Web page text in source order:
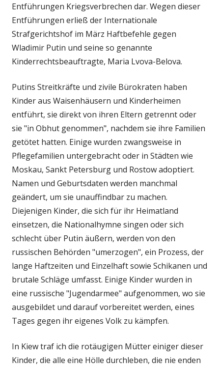
Entführungen Kriegsverbrechen dar. Wegen dieser
Entführungen erließ der Internationale
Strafgerichtshof im März Haftbefehle gegen
Wladimir Putin und seine so genannte
Kinderrechtsbeauftragte, Maria Lvova-Belova.
Putins Streitkräfte und zivile Bürokraten haben
Kinder aus Waisenhäusern und Kinderheimen
entführt, sie direkt von ihren Eltern getrennt oder
sie "in Obhut genommen", nachdem sie ihre Familien
getötet hatten. Einige wurden zwangsweise in
Pflegefamilien untergebracht oder in Städten wie
Moskau, Sankt Petersburg und Rostow adoptiert.
Namen und Geburtsdaten werden manchmal
geändert, um sie unauffindbar zu machen.
Diejenigen Kinder, die sich für ihr Heimatland
einsetzen, die Nationalhymne singen oder sich
schlecht über Putin äußern, werden von den
russischen Behörden "umerzogen", ein Prozess, der
lange Haftzeiten und Einzelhaft sowie Schikanen und
brutale Schläge umfasst. Einige Kinder wurden in
eine russische "Jugendarmee" aufgenommen, wo sie
ausgebildet und darauf vorbereitet werden, eines
Tages gegen ihr eigenes Volk zu kämpfen.
In Kiew traf ich die rotäugigen Mütter einiger dieser
Kinder, die alle eine Hölle durchleben, die nie enden